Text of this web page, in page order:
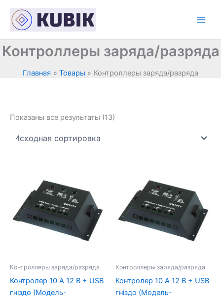
содержимому
Контроллеры заряда/разряда
Главная Товары Контроллеры заряда/разряда
Показаны все результаты (13)
Контроллеры заряда/разряда
Контролер 10 А 12 В + USB
гніздо (Модель-
Контроллеры заряда/разряда
Контролер 10 А 12 В + USB
гніздо (Модель-